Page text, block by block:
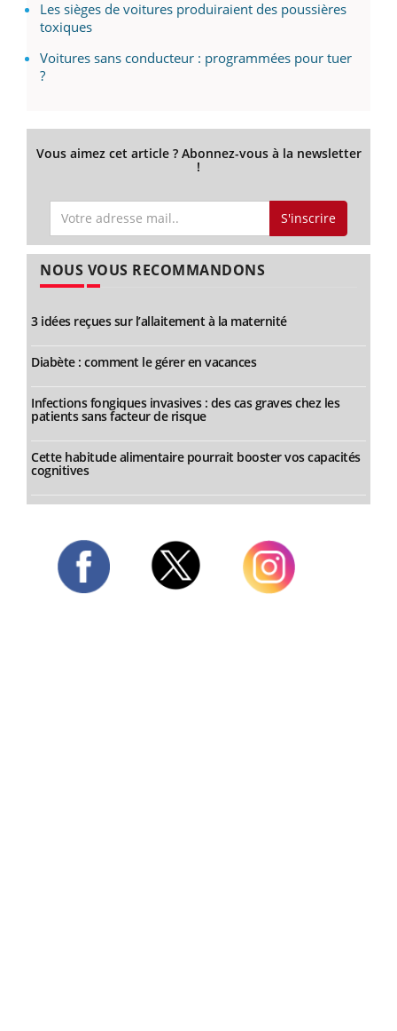
Les sièges de voitures produiraient des poussières
toxiques
Voitures sans conducteur : programmées pour tuer
?
Vous aimez cet article ? Abonnez-vous à la newsletter
!
S'inscrire
NOUS VOUS RECOMMANDONS
3 idées reçues sur l’allaitement à la maternité
Diabète : comment le gérer en vacances
Infections fongiques invasives : des cas graves chez les
patients sans facteur de risque
Cette habitude alimentaire pourrait booster vos capacités
cognitives